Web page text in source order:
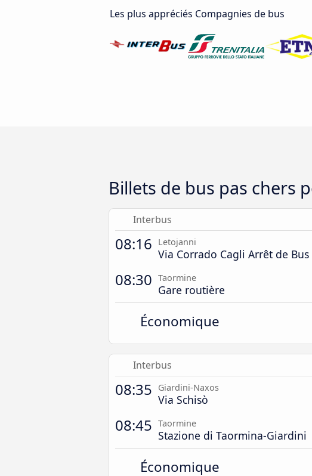
Les plus appréciés Compagnies de bus
Billets de bus pas chers
Interbus
08:16 Letojanni
Via Corrado Cagli Arrêt de Bus
08:30 Taormine
Gare routière
Économique
Interbus
08:35 Giardini-Naxos
Via Schisò
08:45 Taormine
Stazione di Taormina-Giardini
Économique